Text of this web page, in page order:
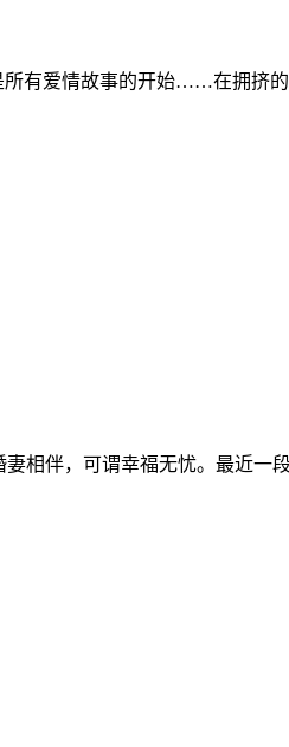
有爱情故事的开始……在拥挤
相伴，可谓幸福无忧。最近一